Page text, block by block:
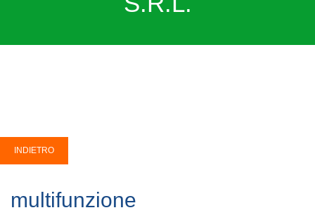
multifunzione